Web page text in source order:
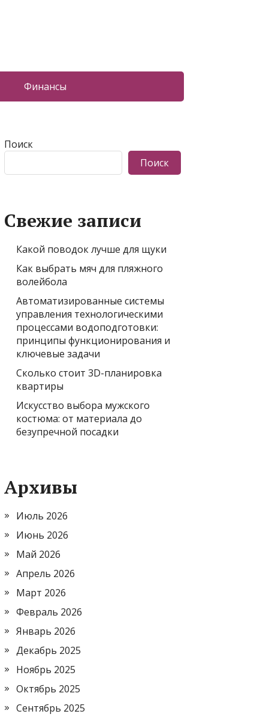
Финансы
Поиск
Поиск
Свежие записи
Какой поводок лучше для щуки
Как выбрать мяч для пляжного
волейбола
Автоматизированные системы
управления технологическими
процессами водоподготовки:
принципы функционирования и
ключевые задачи
Сколько стоит 3D-планировка
квартиры
Искусство выбора мужского
костюма: от материала до
безупречной посадки
Архивы
Июль 2026
Июнь 2026
Май 2026
Апрель 2026
Март 2026
Февраль 2026
Январь 2026
Декабрь 2025
Ноябрь 2025
Октябрь 2025
Сентябрь 2025